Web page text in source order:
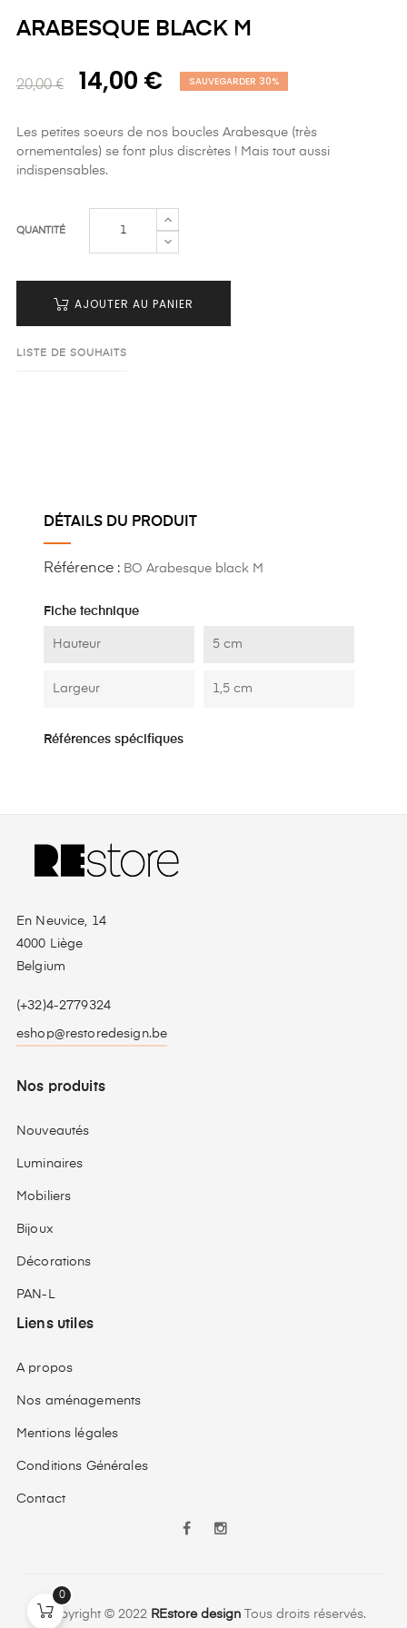
ARABESQUE BLACK M
20,00 € 14,00 € SAUVEGARDER 30%
Les petites soeurs de nos boucles Arabesque (très
ornementales) se font plus discrètes ! Mais tout aussi
indispensables.
QUANTITÉ
AJOUTER AU PANIER
LISTE DE SOUHAITS
DÉTAILS DU PRODUIT
Référence : BO Arabesque black M
Fiche technique
Hauteur 5 cm
Largeur 1,5 cm
Références spécifiques
En Neuvice, 14
4000 Liège
Belgium
(+32)4-2779324
eshop@restoredesign.be
Nos produits
Nouveautés
Luminaires
Mobiliers
Bijoux
Décorations
PAN-L
Liens utiles
A propos
Nos aménagements
Mentions légales
Conditions Générales
Contact
Facebook
Copyright © 2022 REstore designTous droits réservés.
0